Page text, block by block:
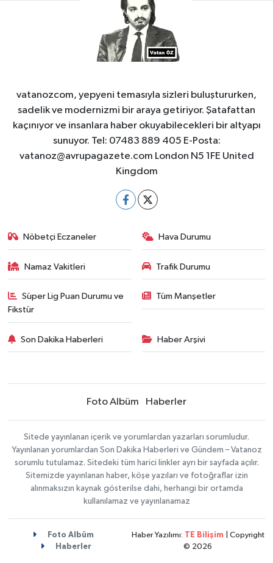
vatanozcom, yepyeni temasıyla sizleri buluştururken,
sadelik ve modernizmi bir araya getiriyor. Şatafattan
kaçınıyor ve insanlara haber okuyabilecekleri bir altyapı
sunuyor. Tel: 07483 889 405 E-Posta:
vatanoz@avrupagazete.com London N5 1FE United
Kingdom
Nöbetçi Eczaneler Hava Durumu
Namaz Vakitleri Trafik Durumu
Süper Lig Puan Durumu ve
Fikstür
Tüm Manşetler
Son Dakika Haberleri Haber Arşivi
Foto Albüm Haberler
Sitede yayınlanan içerik ve yorumlardan yazarları sorumludur.
Yayınlanan yorumlardan Son Dakika Haberleri ve Gündem – Vatanoz
sorumlu tutulamaz. Sitedeki tüm harici linkler ayrı bir sayfada açılır.
Sitemizde yayınlanan haber, köşe yazıları ve fotoğraflar izin
alınmaksızın kaynak gösterilse dahi, herhangi bir ortamda
kullanılamaz ve yayınlanamaz
Foto Albüm
Haberler
Haber Yazılımı: TE Bilişim | Copyright
© 2026